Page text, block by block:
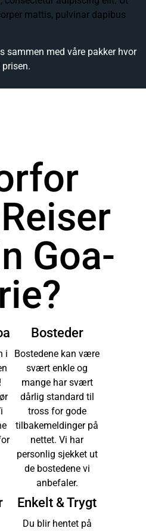
mattis, pulvinar dapibus
sammen med våre pakker hvor
Goa-
i
Bosteder
Bostedene kan være
svært enkle og
mange har svært
dårlig standard til
tross for gode
tilbakemeldinger på
nettet. Vi har
personlig sjekket ut
de bostedene vi
anbefaler.
Enkelt & Trygt
Du blir hentet på